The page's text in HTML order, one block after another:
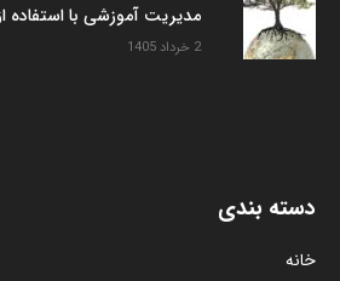
مدیریت آموزشی با استفاده
2 خرداد 1405
دسته بندی
خانه